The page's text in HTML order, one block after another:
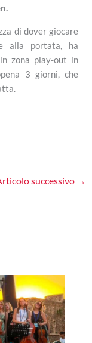
di dover giocare
alla portata, ha
zona play-out in
3 giorni, che
successivo →